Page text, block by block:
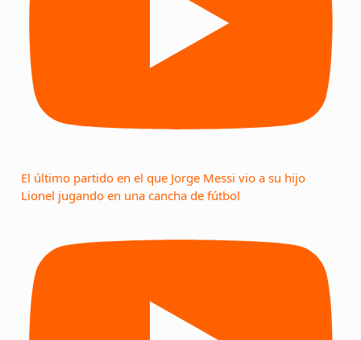
El último partido en el que Jorge Messi vio a su hijo
Lionel jugando en una cancha de fútbol